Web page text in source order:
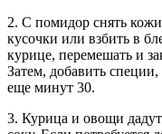
2. С помидор снять
кусочки или взбить в
курице, перемешать и
Затем, добавить
еще минут 30.
3. Курица и овощи